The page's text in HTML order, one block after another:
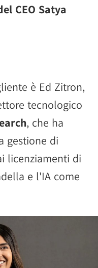
CEO Satya
è Ed Zitron,
tecnologico
, che ha
gestione di
licenziamenti di
e l'IA come